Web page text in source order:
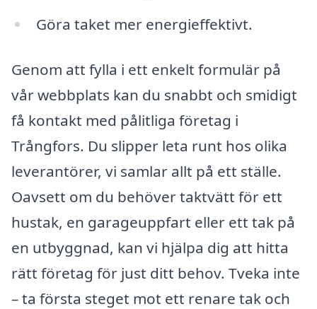
Göra taket mer energieffektivt.
Genom att fylla i ett enkelt formulär på
vår webbplats kan du snabbt och smidigt
få kontakt med pålitliga företag i
Trångfors. Du slipper leta runt hos olika
leverantörer, vi samlar allt på ett ställe.
Oavsett om du behöver taktvätt för ett
hustak, en garageuppfart eller ett tak på
en utbyggnad, kan vi hjälpa dig att hitta
rätt företag för just ditt behov. Tveka inte
– ta första steget mot ett renare tak och